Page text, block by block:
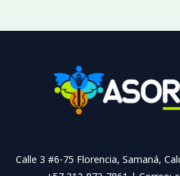
Calle 3 #6-75 Florencia, Samaná,